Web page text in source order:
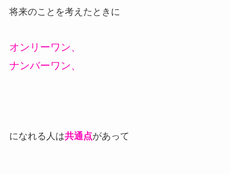
将来のことを考えたときに
オンリーワン、
ナンバーワン、
になれる人は共通点があって